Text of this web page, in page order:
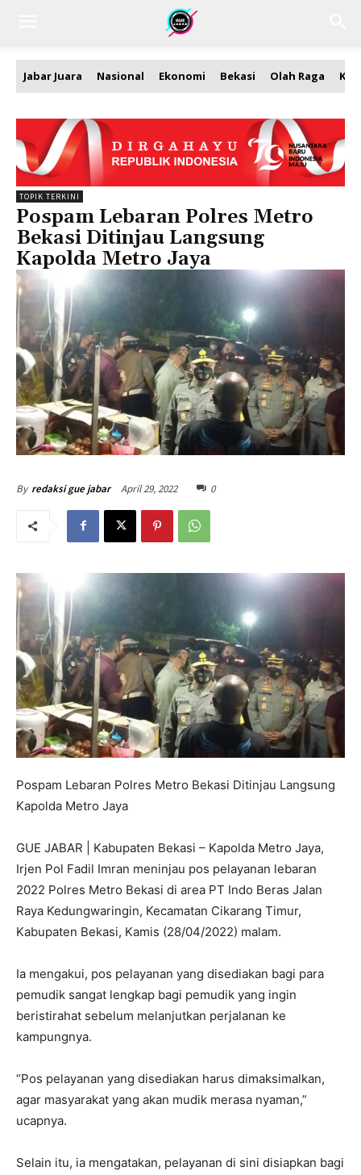
Jabar Juara Nasional Ekonomi Bekasi Olah Raga
TOPIK TERKINI
Pospam Lebaran Polres Metro
Bekasi Ditinjau Langsung
Kapolda Metro Jaya
By redaksi gue jabar April 29, 2022 0
Pospam Lebaran Polres Metro Bekasi Ditinjau Langsung
Kapolda Metro Jaya
GUE JABAR | Kabupaten Bekasi – Kapolda Metro Jaya,
Irjen Pol Fadil Imran meninjau pos pelayanan lebaran
2022 Polres Metro Bekasi di area PT Indo Beras Jalan
Raya Kedungwaringin, Kecamatan Cikarang Timur,
Kabupaten Bekasi, Kamis (28/04/2022) malam.
Ia mengakui, pos pelayanan yang disediakan bagi para
pemudik sangat lengkap bagi pemudik yang ingin
beristirahat sebelum melanjutkan perjalanan ke
kampungnya.
“Pos pelayanan yang disediakan harus dimaksimalkan,
agar masyarakat yang akan mudik merasa nyaman,”
ucapnya.
Selain itu, ia mengatakan, pelayanan di sini disiapkan bagi